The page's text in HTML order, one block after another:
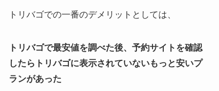
トリバゴでの一番のデメリットとしては、
トリバゴで最安値を調べた後、予約サイトを確認
したらトリバゴに表示されていないもっと安いプ
ランがあった